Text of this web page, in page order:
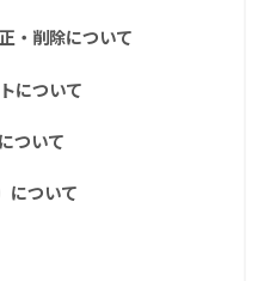
・削除について
について
ついて
について